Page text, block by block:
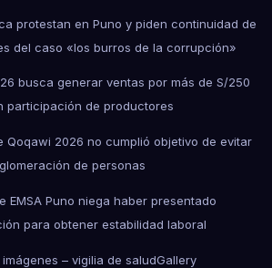
protestan en Puno y piden continuidad de
del caso «los burros de la corrupción»
busca generar ventas por más de S/250
participación de productores
Qoqawi 2026 no cumplió objetivo de evitar
de personas
EMSA Puno niega haber presentado
para obtener estabilidad laboral
– vigilia de saludGallery